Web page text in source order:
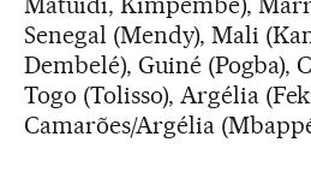
Senegal (Mendy), Mali
Dembelé), Guiné (Pogba),
Togo (Tolisso), Argélia
Camarões/Argélia